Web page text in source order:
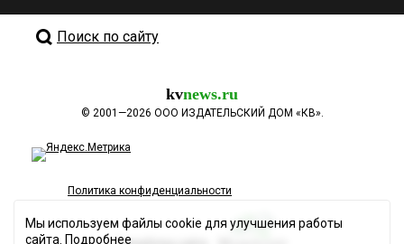
Поиск по сайту
kvnews.ru
© 2001—2026 ООО ИЗДАТЕЛЬСКИЙ ДОМ «КВ».
Политика конфиденциальности
Мы используем файлы cookie для улучшения работы
сайта. Подробнее